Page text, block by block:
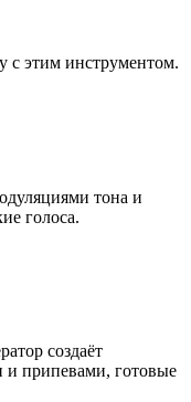
с этим инструментом.
тона и
голоса.
создаёт
и припевами, готовые